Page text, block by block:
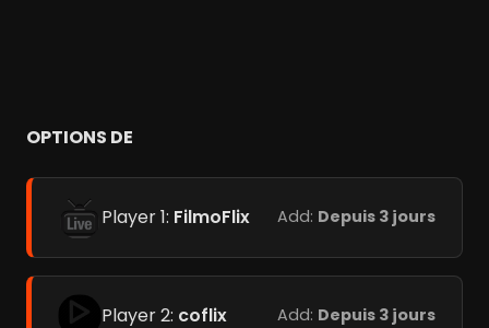
OPTIONS DE
Player 1: FilmoFlix Add: Depuis 3 jours
Player 2: coflix Add: Depuis 3 jours